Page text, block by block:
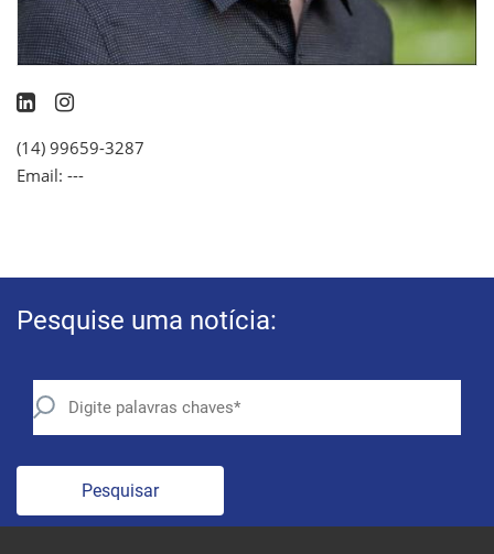
(14) 99659-3287
Email: ---
Pesquise uma notícia:
Pesquisar